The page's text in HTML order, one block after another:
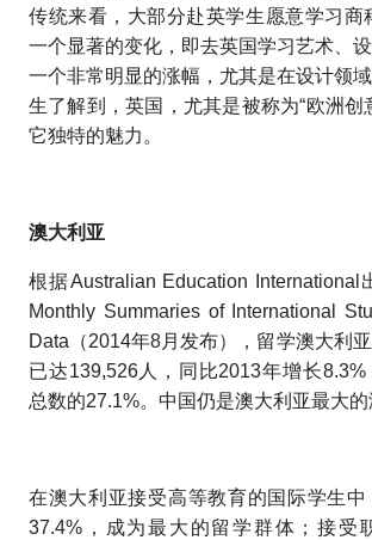
传统来看，大部分赴英学生愿意学习商
一个显著的变化，即去英国学习艺术、
一个非常明显的涨幅，尤其是在设计领
生了解到，英国，尤其是被称为“欧洲创
它独特的魅力。
澳大利亚
根据Australian Education International
Monthly Summaries of International
Data（2014年8月发布），留学澳大利
已达139,526人，同比2013年增长
总数的27.1%。中国仍是澳大利亚最大的
在澳大利亚接受高等教育的国际学生中
37.4%，成为最大的留学群体；接受